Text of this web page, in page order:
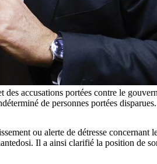
des accusations portées contre le
de personnes portées
ou alerte de détresse
Il a ainsi clarifié la position de